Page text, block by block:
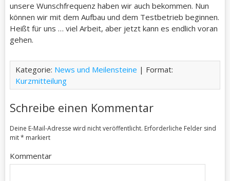
unsere Wunschfrequenz haben wir auch bekommen. Nun
können wir mit dem Aufbau und dem Testbetrieb beginnen.
Heißt für uns … viel Arbeit, aber jetzt kann es endlich voran
gehen.
Kategorie: News und Meilensteine | Format:
Kurzmitteilung
Schreibe einen Kommentar
Deine E-Mail-Adresse wird nicht veröffentlicht. Erforderliche Felder sind
mit* markiert
Kommentar